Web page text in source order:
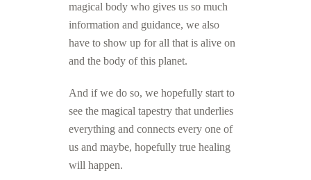
magical body who gives us so much
information and guidance, we also
have to show up for all that is alive on
and the body of this planet.
And if we do so, we hopefully start to
see the magical tapestry that underlies
everything and connects every one of
us and maybe, hopefully true healing
will happen.